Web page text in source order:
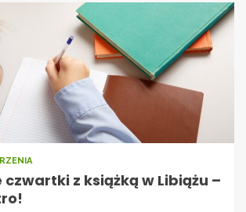
z książką w Libiążu –